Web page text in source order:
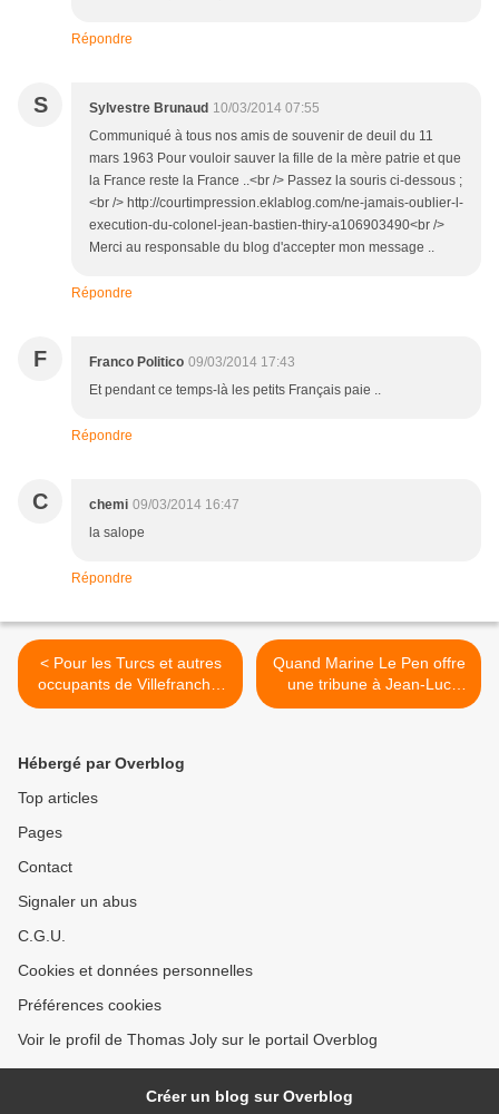
Répondre
S Sylvestre Brunaud 10/03/2014 07:55
Communiqué à tous nos amis de souvenir de deuil du 11
mars 1963 Pour vouloir sauver la fille de la mère patrie et que
la France reste la France ..<br /> Passez la souris ci-dessous ;
<br /> http://courtimpression.eklablog.com/ne-jamais-oublier-l-
execution-du-colonel-jean-bastien-thiry-a106903490<br />
Merci au responsable du blog d'accepter mon message ..
Répondre
F Franco Politico 09/03/2014 17:43
Et pendant ce temps-là les petits Français paie ..
Répondre
C chemi 09/03/2014 16:47
la salope
Répondre
< Pour les Turcs et autres
occupants de Villefranche,
la diversité et la démocratie,
Quand Marine Le Pen offre
une tribune à Jean-Luc
Mélenchon et fuit la
Hébergé par Overblog
Top articles
Pages
Contact
Signaler un abus
C.G.U.
Cookies et données personnelles
Préférences cookies
Voir le profil de Thomas Joly sur le portail Overblog
Créer un blog sur Overblog